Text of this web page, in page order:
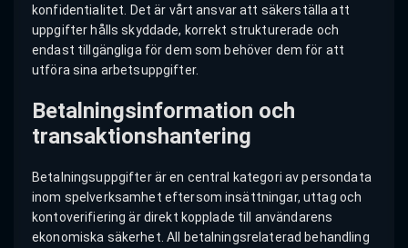
konfidentialitet. Det är vårt ansvar att säkerställa att
uppgifter hålls skyddade, korrekt strukturerade och
endast tillgängliga för dem som behöver dem för att
utföra sina arbetsuppgifter.
Betalningsinformation och
transaktionshantering
Betalningsuppgifter är en central kategori av persondata
inom spelverksamhet eftersom insättningar, uttag och
kontoverifiering är direkt kopplade till användarens
ekonomiska säkerhet. All betalningsrelaterad behandling